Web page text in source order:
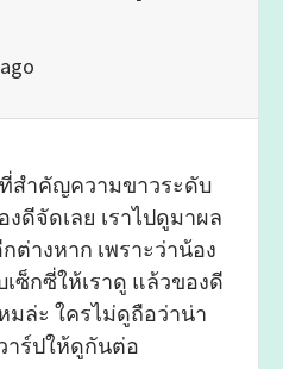
สำคัญความขาวระดับ
ดีจัดเลย เราไปดูมาผล
ต่างหาก เพราะว่าน้อง
ซ็กซี่ให้เราดู แล้วของดี
มล่ะ ใครไม่ดูถือว่าน่า
าร์ปให้ดูกันต่อ